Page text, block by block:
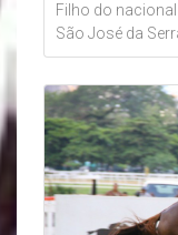
Filho do
São José da